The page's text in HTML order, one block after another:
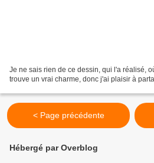
Je ne sais rien de ce dessin, qui l'a réalisé,
trouve un vrai charme, donc j'ai plaisir à
< Page précédente
Hébergé par Overblog